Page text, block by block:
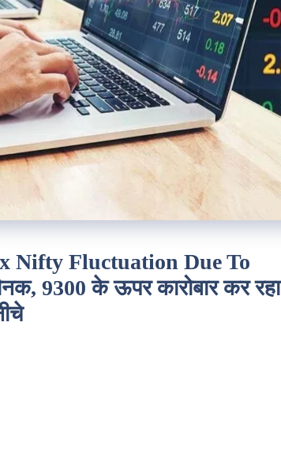
Nifty Fluctuation Due To
9300 के ऊपर कारोबार कर रहा